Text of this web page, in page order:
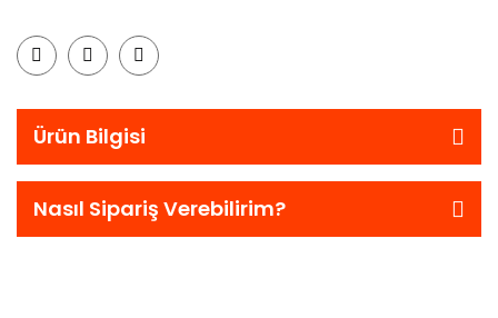
Ürün Bilgisi
Nasıl Sipariş Verebilirim?